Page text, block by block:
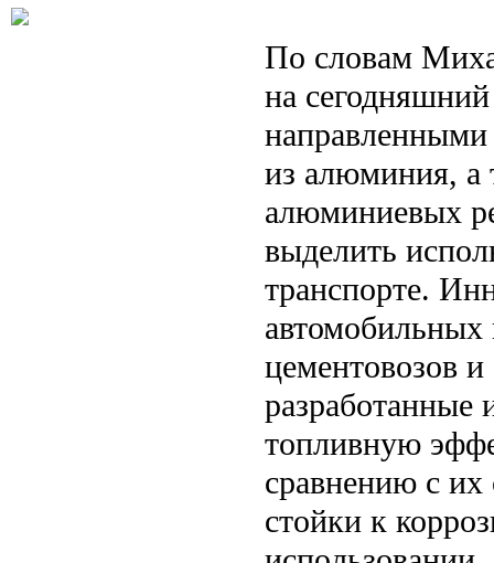
По словам
на
из алюминия, а
алюминиевых
выделить
транспорте.
автомобильных
цементовозов и
топливную
сравнению с
стойки к